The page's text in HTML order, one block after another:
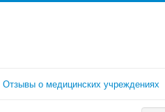
Отзывы о медицинских учреждениях